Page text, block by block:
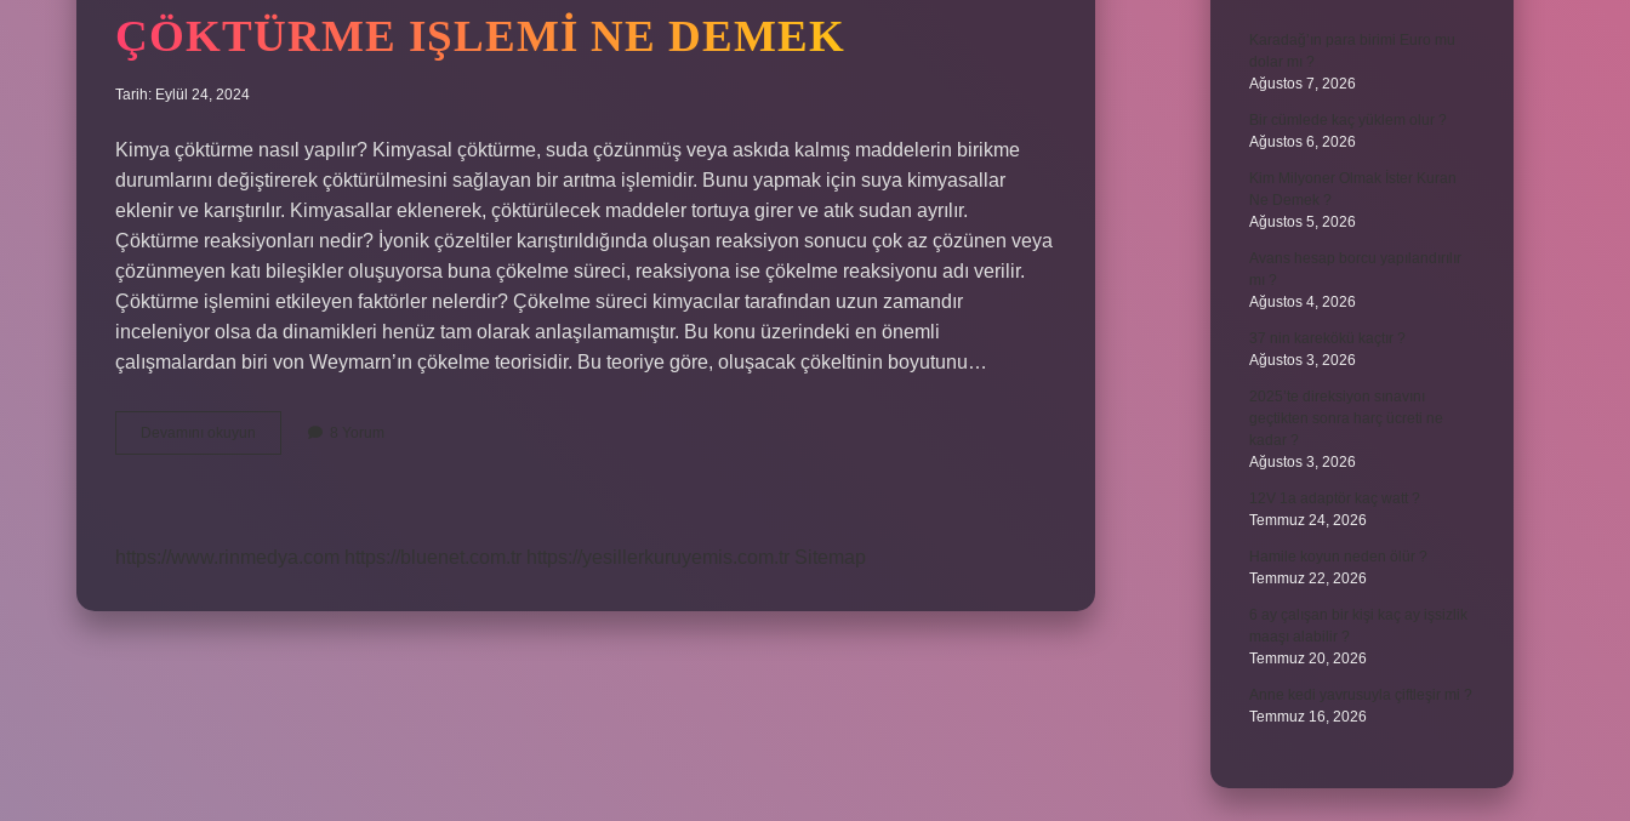
ÇÖKTÜRME IŞLEMI NE DEMEK
Tarih: Eylül 24, 2024
Kimya çöktürme nasıl yapılır? Kimyasal çöktürme, suda çözünmüş veya askıda kalmış maddelerin birikme
durumlarını değiştirerek çöktürülmesini sağlayan bir arıtma işlemidir. Bunu yapmak için suya kimyasallar
eklenir ve karıştırılır. Kimyasallar eklenerek, çöktürülecek maddeler tortuya girer ve atık sudan ayrılır.
Çöktürme reaksiyonları nedir? İyonik çözeltiler karıştırıldığında oluşan reaksiyon sonucu çok az çözünen veya
çözünmeyen katı bileşikler oluşuyorsa buna çökelme süreci, reaksiyona ise çökelme reaksiyonu adı verilir.
Çöktürme işlemini etkileyen faktörler nelerdir? Çökelme süreci kimyacılar tarafından uzun zamandır
inceleniyor olsa da dinamikleri henüz tam olarak anlaşılamamıştır. Bu konu üzerindeki en önemli
çalışmalardan biri von Weymarn’ın çökelme teorisidir. Bu teoriye göre, oluşacak çökeltinin boyutunu…
Ağustos 7, 2026
Ağustos 6, 2026
Ağustos 5, 2026
Ağustos 4, 2026
Ağustos 3, 2026
Ağustos 3, 2026
Temmuz 24, 2026
Temmuz 22, 2026
Temmuz 20, 2026
Temmuz 16, 2026